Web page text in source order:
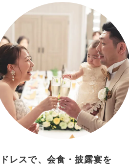
レスで、会食・披露宴を